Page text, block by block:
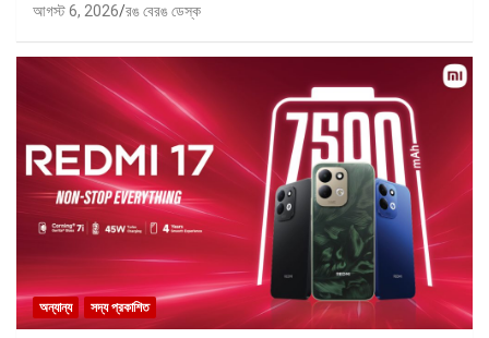
আগস্ট 6, 2026 রঙ বেরঙ ডেস্ক
অন্যান্য সদ্য প্রকাশিত